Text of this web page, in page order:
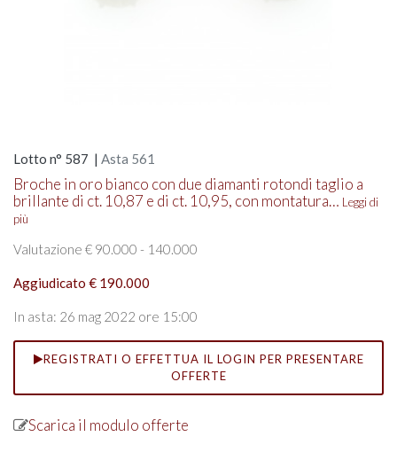
Lotto n° 587 | Asta 561
Broche in oro bianco con due diamanti rotondi taglio a
brillante di ct. 10,87 e di ct. 10,95, con montatura… Leggi di
più
Valutazione € 90.000 - 140.000
Aggiudicato € 190.000
In asta: 26 mag 2022 ore 15:00
REGISTRATI O EFFETTUA IL LOGIN PER PRESENTARE
OFFERTE
Scarica il modulo offerte